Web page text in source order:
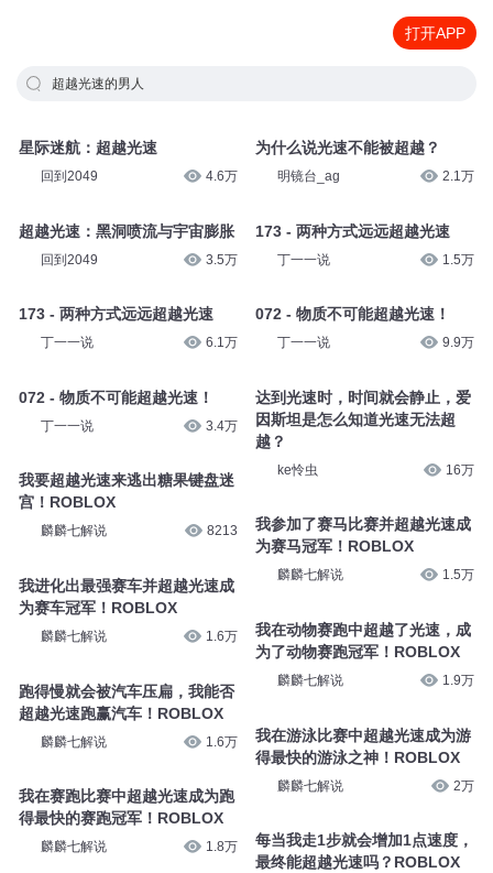
打开APP
超越光速的男人
星际迷航：超越光速
回到2049 4.6万
超越光速：黑洞喷流与宇宙膨胀
回到2049 3.5万
173 - 两种方式远远超越光速
丁一一说 6.1万
072 - 物质不可能超越光速！
丁一一说 3.4万
我要超越光速来逃出糖果键盘迷
宫！ROBLOX
麟麟七解说 8213
我进化出最强赛车并超越光速成
为赛车冠军！ROBLOX
麟麟七解说 1.6万
跑得慢就会被汽车压扁，我能否
超越光速跑赢汽车！ROBLOX
麟麟七解说 1.6万
我在赛跑比赛中超越光速成为跑
得最快的赛跑冠军！ROBLOX
麟麟七解说 1.8万
为什么说光速不能被超越？
明镜台_ag 2.1万
173 - 两种方式远远超越光速
丁一一说 1.5万
072 - 物质不可能超越光速！
丁一一说 9.9万
达到光速时，时间就会静止，爱
因斯坦是怎么知道光速无法超
越？
ke怜虫 16万
我参加了赛马比赛并超越光速成
为赛马冠军！ROBLOX
麟麟七解说 1.5万
我在动物赛跑中超越了光速，成
为了动物赛跑冠军！ROBLOX
麟麟七解说 1.9万
我在游泳比赛中超越光速成为游
得最快的游泳之神！ROBLOX
麟麟七解说 2万
每当我走1步就会增加1点速度，
最终能超越光速吗？ROBLOX